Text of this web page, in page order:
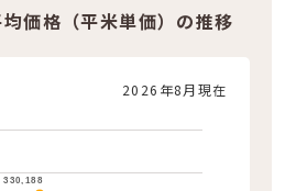
価格（平米単価）の推移
2026年8月現在
330,188